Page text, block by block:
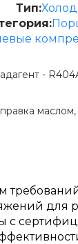
Тип:
-
для
с